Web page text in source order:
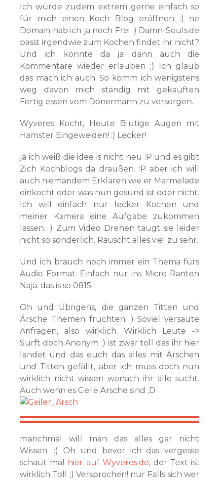
Ich würde zudem extrem gerne einfach so
für mich einen Koch Blog eröffnen :) ne
Domain hab ich ja noch Frei ;) Damn-Souls.de
passt irgendwie zum Kochen findet ihr nicht?
Und ich könnte da ja dann auch die
Kommentare wieder erlauben ;) Ich glaub
das mach ich auch. So komm ich wenigstens
weg davon mich ständig mit gekauften
Fertig essen vom Dönermann zu versorgen.
Wyveres Kocht, Heute Blutige Augen mit
Hamster Eingeweiden! :) Lecker!
ja ich weiß die idee is nicht neu :P und es gibt
Zich Kochblogs da draußen. :P aber ich will
auch niemandem Erklären wie er Marmelade
einkocht oder was nun gesund ist oder nicht.
Ich will einfach nur lecker Kochen und
meiner Kamera eine Aufgabe zukommen
lassen. ;) Zum Video Drehen taugt sie leider
nicht so sonderlich. Rauscht alles viel zu sehr.
Und ich brauch noch immer ein Thema fürs
Audio Format. Einfach nur ins Micro Ranten
Naja. das is so 0815.
Oh und Übrigens, die ganzen Titten und
Ärsche Themen fruchten ;) Soviel versaute
Anfragen, also wirklich. Wirklich Leute ->
Surft doch Anonym ;) ist zwar toll das ihr hier
landet und das euch das alles mit Ärschen
und Titten gefällt, aber ich muss doch nun
wirklich nicht wissen wonach ihr alle sucht.
Auch wenn es Geile Ärsche sind ;D
manchmal will man das alles gar nicht
Wissen. :) Oh und bevor ich das vergesse
schaut mal
hier auf Wyveres.de, der Text ist
wirklich Toll ;) Versprochen! nur Falls sich wer